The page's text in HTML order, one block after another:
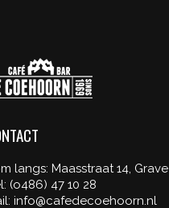
langs: Maasstraat 14, Grave
(o486) 47 10 28
info@cafedecoehoorn.nl